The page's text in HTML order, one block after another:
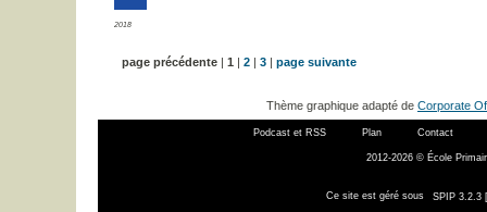
2018
page précédente | 1 | 2 | 3 | page suivante
Thème graphique adapté de Corporate
Podcast et RSS Plan Contact
2012-2026 © École
Ce site est géré sous SPIP 3.2.3